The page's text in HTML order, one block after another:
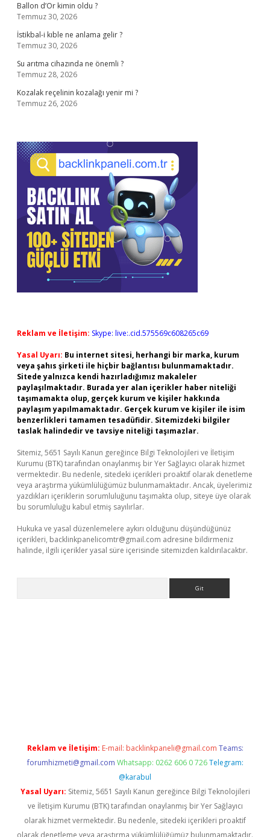
Ballon d’Or kimin oldu ?
Temmuz 30, 2026
İstikbal-i kıble ne anlama gelir ?
Temmuz 30, 2026
Su arıtma cihazında ne önemli ?
Temmuz 28, 2026
Kozalak reçelinin kozalağı yenir mi ?
Temmuz 26, 2026
Reklam ve İletişim: Skype: live:.cid.575569c608265c69
Yasal Uyarı: Bu internet sitesi, herhangi bir marka, kurum
veya şahıs şirketi ile hiçbir bağlantısı bulunmamaktadır.
Sitede yalnızca kendi hazırladığımız makaleler
paylaşılmaktadır. Burada yer alan içerikler haber niteliği
taşımamakta olup, gerçek kurum ve kişiler hakkında
paylaşım yapılmamaktadır. Gerçek kurum ve kişiler ile isim
benzerlikleri tamamen tesadüfidir. Sitemizdeki bilgiler
taslak halindedir ve tavsiye niteliği taşımazlar.
Sitemiz, 5651 Sayılı Kanun gereğince Bilgi Teknolojileri ve İletişim
Kurumu (BTK) tarafından onaylanmış bir Yer Sağlayıcı olarak hizmet
vermektedir. Bu nedenle, sitedeki içerikleri proaktif olarak denetleme
veya araştırma yükümlülüğümüz bulunmamaktadır. Ancak, üyelerimiz
yazdıkları içeriklerin sorumluluğunu taşımakta olup, siteye üye olarak
bu sorumluluğu kabul etmiş sayılırlar.
Hukuka ve yasal düzenlemelere aykırı olduğunu düşündüğünüz
içerikleri, backlinkpanelicomtr@gmail.com adresine bildirmeniz
halinde, ilgili içerikler yasal süre içerisinde sitemizden kaldırılacaktır.
Reklam ve İletişim: E-mail: backlinkpaneli@gmail.com Teams:
forumhizmeti@gmail.com Whatsapp: 0262 606 0 726 Telegram:
@karabul
Yasal Uyarı: Sitemiz, 5651 Sayılı Kanun gereğince Bilgi Teknolojileri
ve İletişim Kurumu (BTK) tarafından onaylanmış bir Yer Sağlayıcı
olarak hizmet vermektedir. Bu nedenle, sitedeki içerikleri proaktif
olarak denetleme veya araştırma yükümlülüğümüz bulunmamaktadır.